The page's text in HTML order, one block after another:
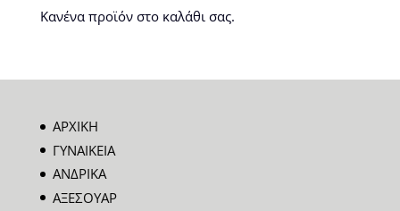
Κανένα προϊόν στο καλάθι σας.
ΑΡΧΙΚΗ
ΓΥΝΑΙΚΕΙΑ
ΑΝΔΡΙΚΑ
ΑΞΕΣΟΥΑΡ